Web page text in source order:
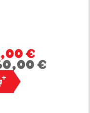
€
€